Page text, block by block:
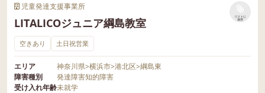
児童発達支援事業所
LITALICOジュニア綱島教室
リストに
保存
空きあり 土日祝営業
エリア 神奈川県>横浜市>港北区>綱島東
障害種別
発達障害知的障害
受け入れ年齢未就学